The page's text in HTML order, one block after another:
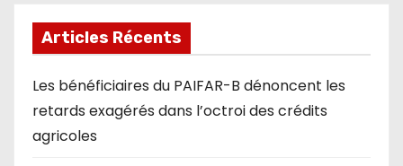
Articles Récents
Les bénéficiaires du PAIFAR-B dénoncent les
retards exagérés dans l’octroi des crédits
agricoles